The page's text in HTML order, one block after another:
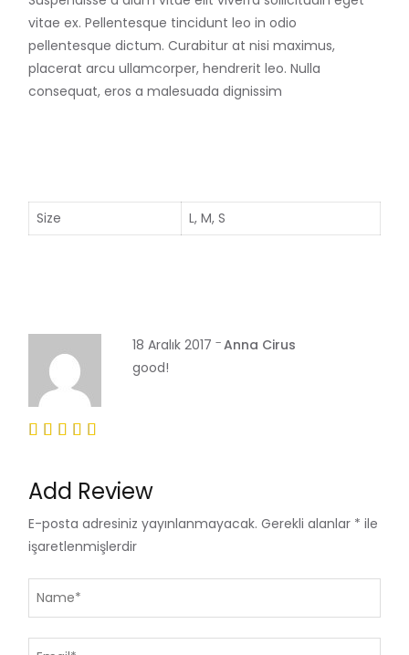
vitae ex. Pellentesque tincidunt leo in odio
pellentesque dictum. Curabitur at nisi maximus,
placerat arcu ullamcorper, hendrerit leo. Nulla
consequat, eros a malesuada dignissim
Size L, M, S
18 Aralık 2017
Anna Cirus
good!
Add Review
E-posta adresiniz yayınlanmayacak. Gerekli alanlar * ile
işaretlenmişlerdir